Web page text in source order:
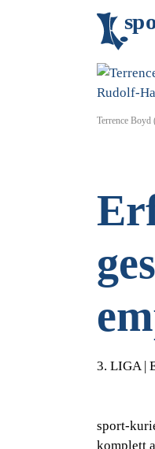
sp
Terrence
3. LIGA |
sport-
komplett